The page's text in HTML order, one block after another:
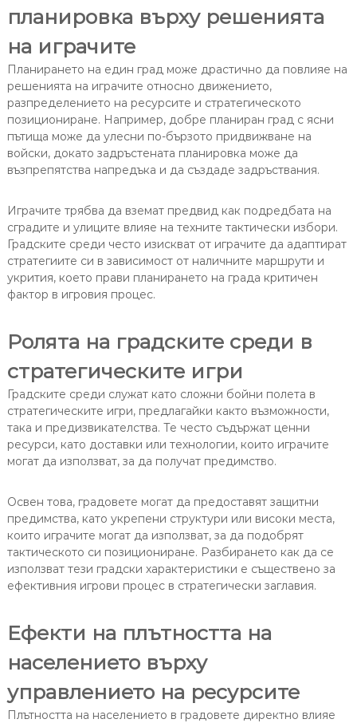
планировка върху решенията
на играчите
Планирането на един град може драстично да повлияе на
решенията на играчите относно движението,
разпределението на ресурсите и стратегическото
позициониране. Например, добре планиран град с ясни
пътища може да улесни по-бързото придвижване на
войски, докато задръстената планировка може да
възпрепятства напредъка и да създаде задръствания.
Играчите трябва да вземат предвид как подредбата на
сградите и улиците влияе на техните тактически избори.
Градските среди често изискват от играчите да адаптират
стратегиите си в зависимост от наличните маршрути и
укрития, което прави планирането на града критичен
фактор в игровия процес.
Ролята на градските среди в
стратегическите игри
Градските среди служат като сложни бойни полета в
стратегическите игри, предлагайки както възможности,
така и предизвикателства. Те често съдържат ценни
ресурси, като доставки или технологии, които играчите
могат да използват, за да получат предимство.
Освен това, градовете могат да предоставят защитни
предимства, като укрепени структури или високи места,
които играчите могат да използват, за да подобрят
тактическото си позициониране. Разбирането как да се
използват тези градски характеристики е съществено за
ефективния игрови процес в стратегически заглавия.
Ефекти на плътността на
населението върху
управлението на ресурсите
Плътността на населението в градовете директно влияе